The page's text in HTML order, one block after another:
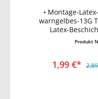
• Montage-
warngelbes-13G
Latex-
Tauchung •Produkt
1,99 €*
In